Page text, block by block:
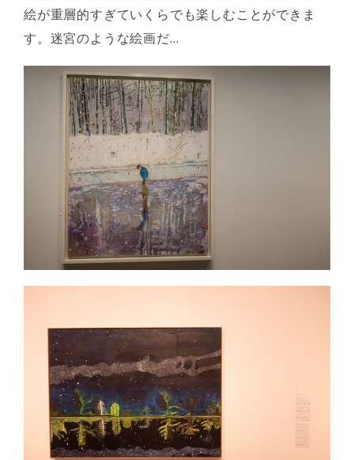
絵が重層的すぎていくらでも楽しむことができま
す。迷宮のような絵画だ…